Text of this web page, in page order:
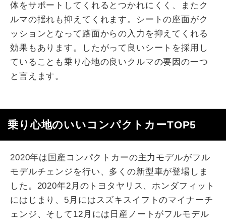
体をサポートしてくれるとつかれにくく、またク
ルマの揺れも抑えてくれます。シートの座面がク
ッションとなって路面からの入力を抑えてくれる
効果もあります。したがって良いシートを採用し
ていることも乗り心地の良いクルマの要因の一つ
と言えます。
乗り心地のいいコンパクトカーTOP5
2020年は国産コンパクトカーの主力モデルがフル
モデルチェンジを行い、多くの新型車が登場しま
した。2020年2月のトヨタヤリス、ホンダフィット
にはじまり、5月にはスズキスイフトのマイナーチ
ェンジ、そして12月には日産ノートがフルモデル